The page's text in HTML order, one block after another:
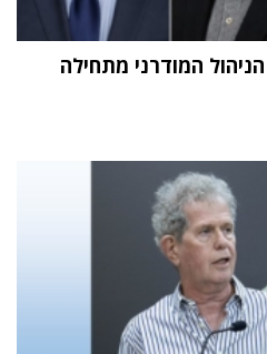
המודרני מתחילה